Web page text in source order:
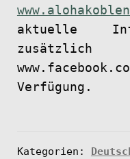
aktuelle
Verfügung.
Kategorien: